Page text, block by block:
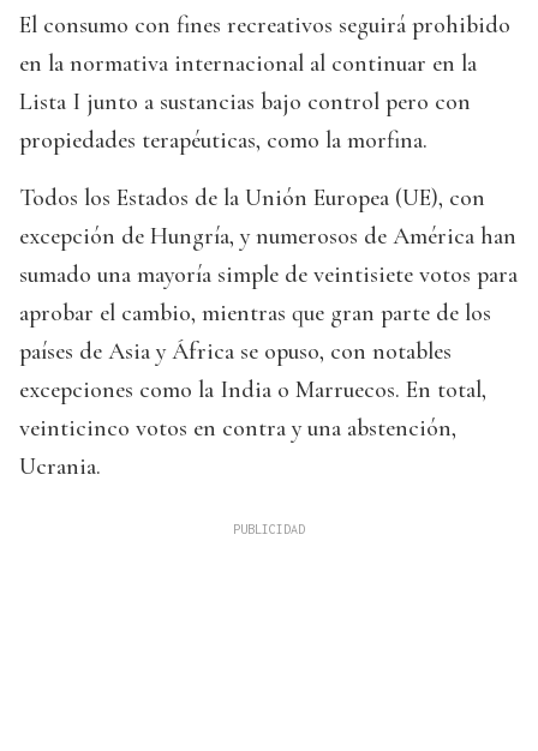
El consumo con fines recreativos seguirá prohibido
en la normativa internacional al continuar en la
Lista I junto a sustancias bajo control pero con
propiedades terapéuticas, como la morfina.
Todos los Estados de la Unión Europea (UE), con
excepción de Hungría, y numerosos de América han
sumado una mayoría simple de veintisiete votos para
aprobar el cambio, mientras que gran parte de los
países de Asia y África se opuso, con notables
excepciones como la India o Marruecos. En total,
veinticinco votos en contra y una abstención,
Ucrania.